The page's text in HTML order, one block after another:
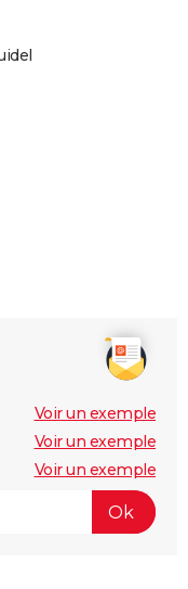
Voir un exemple
Voir un exemple
Voir un exemple